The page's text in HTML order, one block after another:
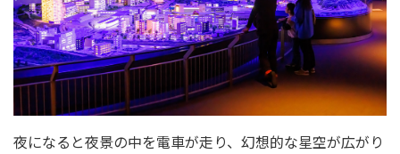
夜になると夜景の中を電車が走り、幻想的な星空が広がり